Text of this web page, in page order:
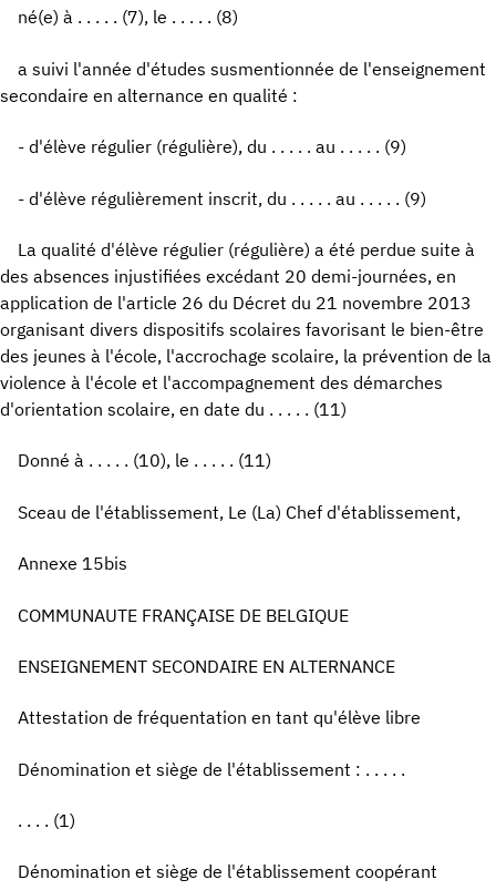
né(e) à . . . . . (7), le . . . . . (8)
a suivi l'année d'études susmentionnée de l'enseignement
secondaire en alternance en qualité :
- d'élève régulier (régulière), du . . . . . au . . . . . (9)
- d'élève régulièrement inscrit, du . . . . . au . . . . . (9)
La qualité d'élève régulier (régulière) a été perdue suite à
des absences injustifiées excédant 20 demi-journées, en
application de l'article 26 du Décret du 21 novembre 2013
organisant divers dispositifs scolaires favorisant le bien-être
des jeunes à l'école, l'accrochage scolaire, la prévention de la
violence à l'école et l'accompagnement des démarches
d'orientation scolaire, en date du . . . . . (11)
Donné à . . . . . (10), le . . . . . (11)
Sceau de l'établissement, Le (La) Chef d'établissement,
Annexe 15bis
COMMUNAUTE FRANÇAISE DE BELGIQUE
ENSEIGNEMENT SECONDAIRE EN ALTERNANCE
Attestation de fréquentation en tant qu'élève libre
Dénomination et siège de l'établissement : . . . . .
. . . . (1)
Dénomination et siège de l'établissement coopérant